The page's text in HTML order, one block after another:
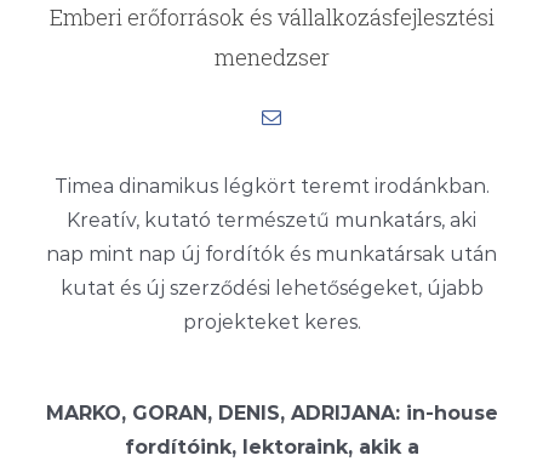
Emberi erőforrások és vállalkozásfejlesztési
menedzser
Timea dinamikus légkört teremt irodánkban.
Kreatív, kutató természetű munkatárs, aki
nap mint nap új fordítók és munkatársak után
kutat és új szerződési lehetőségeket, újabb
projekteket keres.
MARKO, GORAN, DENIS, ADRIJANA: in-house
fordítóink, lektoraink, akik a